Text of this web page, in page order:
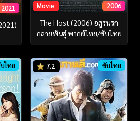
2021 Movie 2006
The Host (2006) อสูรนรก
กลายพันธุ์ พากย์ไทย/ซับไทย
ไทย 7.2 ซับไทย